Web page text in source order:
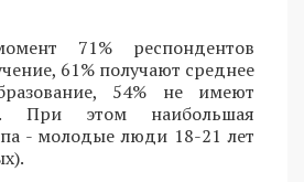
71% респондентов
61% получают среднее
54% не имеют
При этом наибольшая
- молодые люди 18-21 лет